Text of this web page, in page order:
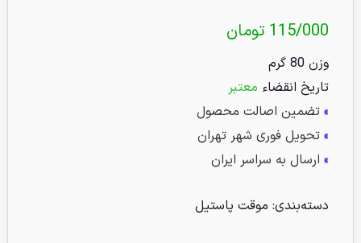
115/000 تومان
وزن 80 گرم
تاریخ انقضاء معتبر
» تضمین اصالت محصول
» تحویل فوری شهر تهران
» ارسال به سراسر ایران
دسته‌بندی: موقت پاستیل